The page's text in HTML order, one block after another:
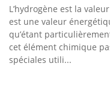
L’hydrogène est la
est une valeur
qu’étant
cet élément chimique
spéciales utili...